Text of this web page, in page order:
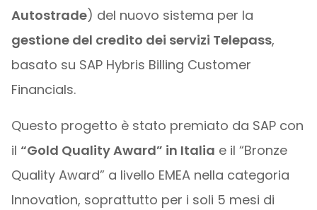
Autostrade) del nuovo sistema per la
gestione del credito dei servizi Telepass,
basato su SAP Hybris Billing Customer
Financials.
Questo progetto è stato premiato da SAP con
il “Gold Quality Award” in Italia e il “Bronze
Quality Award” a livello EMEA nella categoria
Innovation, soprattutto per i soli 5 mesi di